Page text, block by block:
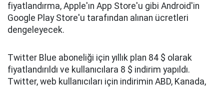
fiyatlandırma, Apple'ın App Store'u gibi Android'in
Google Play Store'u tarafından alınan ücretleri
dengeleyecek.
Twitter Blue aboneliği için yıllık plan 84 $ olarak
fiyatlandırıldı ve kullanıcılara 8 $ indirim yapıldı.
Twitter, web kullanıcıları için indirimin ABD, Kanada,